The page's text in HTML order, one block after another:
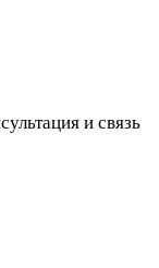
и связь